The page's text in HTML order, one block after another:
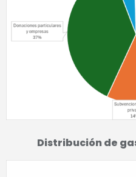
Distribución de